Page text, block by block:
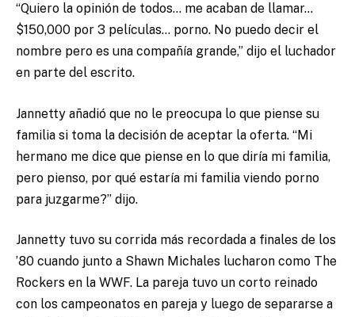
“Quiero la opinión de todos… me acaban de llamar…
$150,000 por 3 películas… porno. No puedo decir el
nombre pero es una compañía grande,” dijo el luchador
en parte del escrito.
Jannetty añadió que no le preocupa lo que piense su
familia si toma la decisión de aceptar la oferta. “Mi
hermano me dice que piense en lo que diría mi familia,
pero pienso, por qué estaría mi familia viendo porno
para juzgarme?” dijo.
Jannetty tuvo su corrida más recordada a finales de los
’80 cuando junto a Shawn Michales lucharon como The
Rockers en la WWF. La pareja tuvo un corto reinado
con los campeonatos en pareja y luego de separarse a